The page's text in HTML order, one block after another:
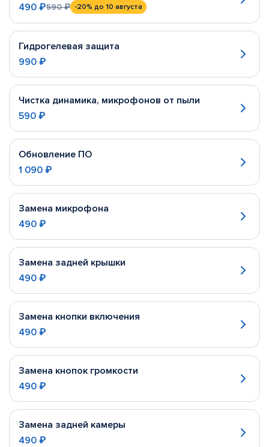
490 ₽590 ₽ -20% до 10 августа
Гидрогелевая защита
990 ₽
Чистка динамика, микрофонов от пыли
590 ₽
Обновление ПО
1 090 ₽
Замена микрофона
490 ₽
Замена задней крышки
490 ₽
Замена кнопки включения
490 ₽
Замена кнопок громкости
490 ₽
Замена задней камеры
490 ₽